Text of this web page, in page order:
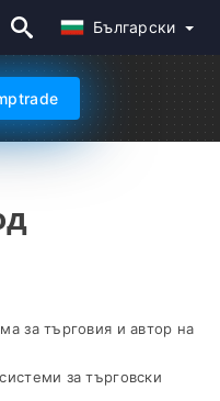
Български
за търговия и автор на
за търговски